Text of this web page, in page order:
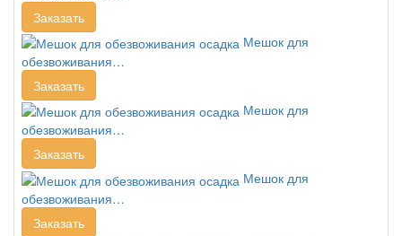
Заказать
Мешок для
обезвоживания…
Заказать
Мешок для
обезвоживания…
Заказать
Мешок для
обезвоживания…
Заказать